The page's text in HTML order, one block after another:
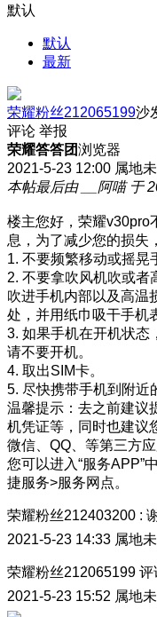
默认
默认
最新
荣耀粉丝212065199沙
评论 举报
荣耀答答团浏览器
2021-5-23 12:00 属地
本帖最后由 __阿喵 于
楼主您好，荣耀v30pro
息，为了减少您的损失
1. 不要频繁移动或摇晃
2. 不要拿吹风机吹或者
吹进手机内部以及高温
处，并用纸巾吸干手机
3. 如果手机在开机状态
请不要开机。
4. 取出SIM卡。
5. 尽快携带手机到附近
温馨提示：去之前建议
机凭证等，同时也建议
微信、QQ、等第三方应
您可以进入“服务APP”
捷服务>服务网点。
荣耀粉丝212403200 :
2021-5-23 14:33 属地
荣耀粉丝212065199 评
2021-5-23 15:52 属地